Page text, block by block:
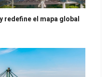
redefine el mapa global